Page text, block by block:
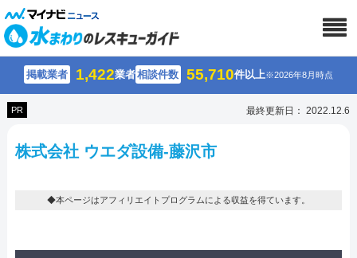
掲載業者 1,422業者相談件数 55,710件以上※2026年8月時点
PR 最終更新日： 2022.12.6
株式会社 ウエダ設備-藤沢市
◆本ページはアフィリエイトプログラムによる収益を得ています。